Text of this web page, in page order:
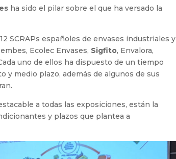
ha sido el pilar sobre el que ha versado la
SCRAPs españoles de envases industriales y
Ecolec Envases, Sigfito, Envalora,
uno de ellos ha dispuesto de un tiempo
y medio plazo, además de algunos de sus
a todas las exposiciones, están la
y plazos que plantea a